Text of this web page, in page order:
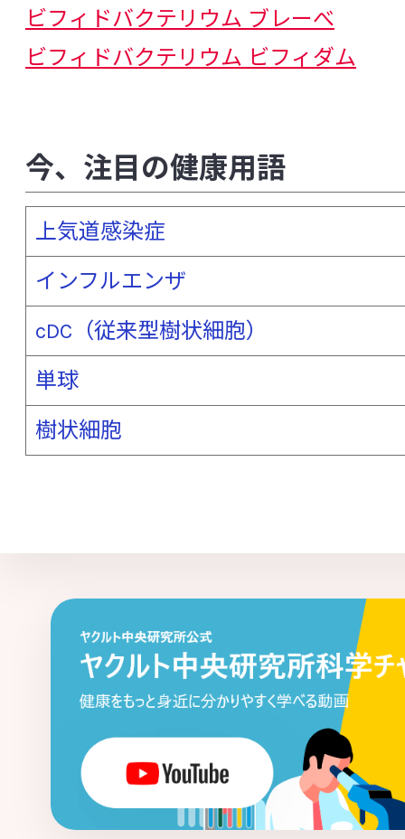
[ま行]
マイクロアレイ
マイクロバイオーム
[や行]
薬物相互作用
予防医学
[ら行]
ラメラ構造脂質
リーキーガット（Leaky Gut、腸管壁侵漏）
リボソームRNA（rRNA）
[わ行]
ビフィドバクテリウム ブレーべ
ビフィドバクテリウム ビフィダム
今、注目の健康用語
上気道感染症
インフルエンザ
cDC（従来型樹状細胞）
単球
樹状細胞